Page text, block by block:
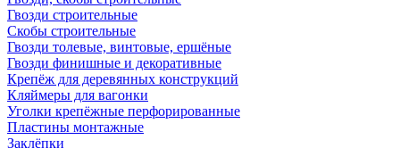
Гвозди строительные
Скобы строительные
Гвозди толевые, винтовые, ершёные
Гвозди финишные и декоративные
Крепёж для деревянных конструкций
Кляймеры для вагонки
Уголки крепёжные перфорированные
Пластины монтажные
Заклёпки